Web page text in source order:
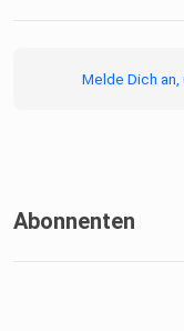
Melde Dich an,
Abonnenten